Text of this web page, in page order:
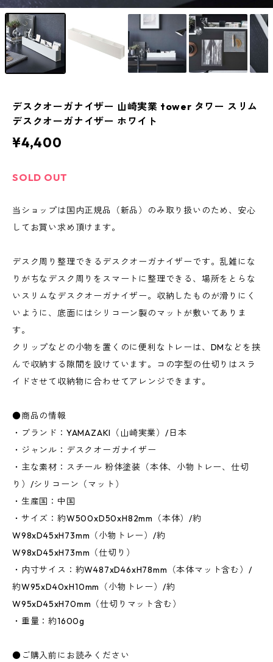
デスクオーガナイザー 山崎実業 tower タワー スリム
デスクオーガナイザー ホワイト
¥4,400
SOLD OUT
当ショップは国内正規品（新品）のみ取り扱いのため、安心
してお買い求め頂けます。
デスク周り整理できるデスクオーガナイザーです。乱雑にな
りがちなデスク周りをスマートに整理できる、場所をとらな
いスリムなデスクオーガナイザー。収納したものが滑りにく
いように、底面にはシリコーン製のマットが敷いてありま
す。
クリップなどの小物を置くのに便利なトレーは、DMなどを挟
んで収納する隙間を設けています。コの字型の仕切りはスラ
イドさせて収納物に合わせてアレンジできます。
●商品の情報
・ブランド：YAMAZAKI（山崎実業）/日本
・ジャンル：デスクオーガナイザー
・主な素材：スチール 粉体塗装（本体、小物トレー、仕切
り）/シリコーン（マット）
・生産国：中国
・サイズ：約W500xD50xH82mm（本体）/約
W98xD45xH73mm（小物トレー）/約
W98xD45xH73mm（仕切り）
・内寸サイス：約W487xD46xH78mm（本体マット含む）/
約W95xD40xH10mm（小物トレー）/約
W95xD45xH70mm（仕切りマット含む）
・重量：約1600g
●ご購入前にお読みください